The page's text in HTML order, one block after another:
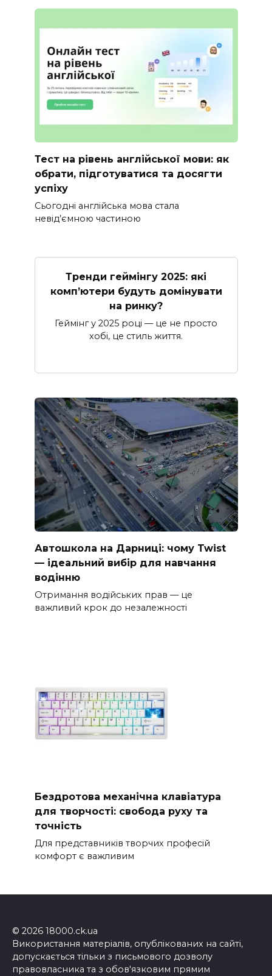
Тест на рівень англійської мови: як
обрати, підготуватися та досягти
успіху
Сьогодні англійська мова стала
невід’ємною частиною
Тренди геймінгу 2025: які
комп’ютери будуть домінувати
на ринку?
Геймінг у 2025 році — це не просто
хобі, це стиль життя.
Автошкола на Дарниці: чому Twist
— ідеальний вибір для навчання
водінню
Отримання водійських прав — це
важливий крок до незалежності
Бездротова механічна клавіатура
для творчості: свобода руху та
точність
Для представників творчих професій
комфорт є важливим
© 2026 18000.ck.ua
Використання матеріалів, опублікованих на сайті,
допускається тільки з письмового дозволу
правовласника та з обов'язковим прямим